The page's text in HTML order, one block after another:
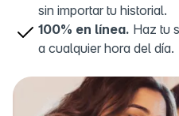
sin importar tu historial.
100% en línea. Haz tu
a cualquier hora del día.